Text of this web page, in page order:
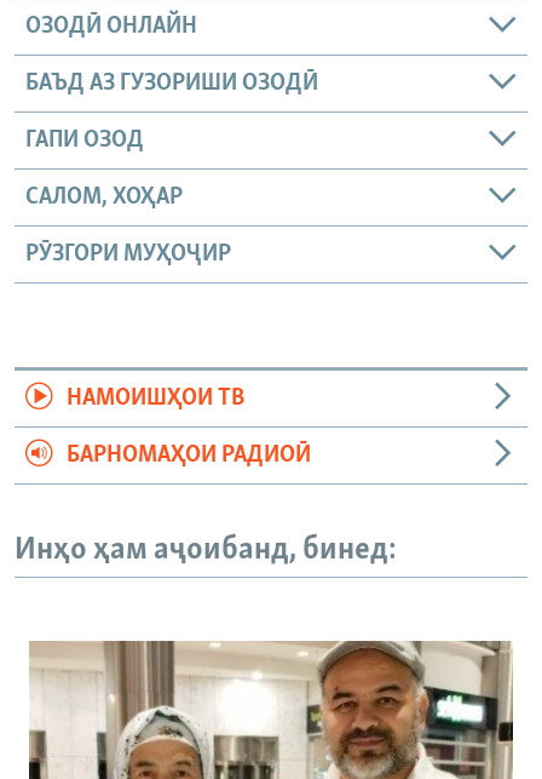
ОЗОДӢ ОНЛАЙН
БАЪД АЗ ГУЗОРИШИ ОЗОДӢ
ГАПИ ОЗОД
САЛОМ, ХОҲАР
РӮЗГОРИ МУҲОҶИР
НАМОИШҲОИ ТВ
БАРНОМАҲОИ РАДИОӢ
Инҳо ҳам аҷоибанд, бинед: